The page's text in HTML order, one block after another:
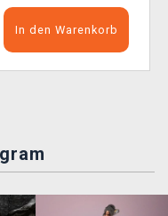
In den Warenkorb